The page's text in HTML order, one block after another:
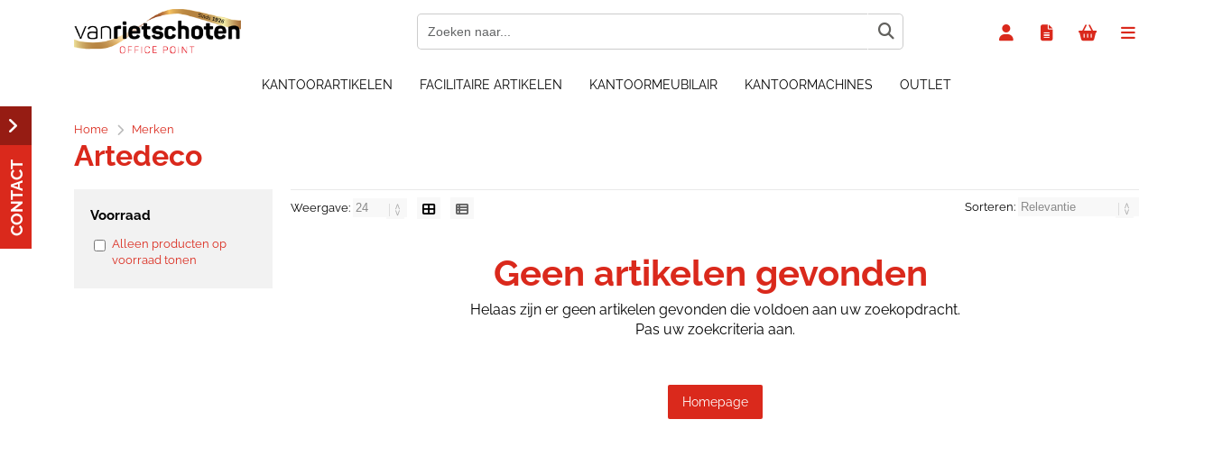
KANTOORARTIKELEN FACILITAIRE ARTIKELEN KANTOORMEUBILAIR KANTOORMACHINES OUTLET
Home Merken
Artedeco
Voorraad
Alleen producten op
voorraad tonen
Weergave: Sorteren:
Geen artikelen gevonden
Helaas zijn er geen artikelen gevonden die voldoen aan uw zoekopdracht.
Pas uw zoekcriteria aan.
Homepage
CONTACT